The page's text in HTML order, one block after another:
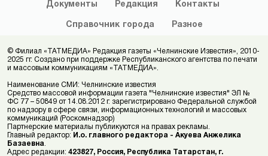
Документы Редакция Контакты
Справочник города Разное
© Филиал «ТАТМЕДИА» Редакция газеты «Челнинские Известия», 2010-
2025 гг. Создано при поддержке Республиканского агентства по печати
и массовым коммуникациям «ТАТМЕДИА».
Наименование СМИ: Челнинские известия
Средство массовой информации газета "Челнинские известия" ЭЛ №
ФС 77 – 50849 от 14.08.2012 г. зарегистрировано Федеральной службой
по надзору в сфере связи, информационных технологий и массовых
коммуникаций (Роскомнадзор)
Партнерские материалы публикуются на правах рекламы.
Главный редактор: И.о. главного редактора - Акуева Анжелика
Базаевна
Адрес редакции: 423827, Россия, Республика Татарстан, г.